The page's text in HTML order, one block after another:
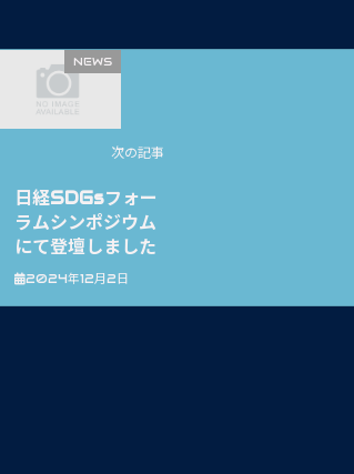
NEWS
次の記事
日経SDGsフォー
ラムシンポジウム
にて登壇しました
2024年12月2日